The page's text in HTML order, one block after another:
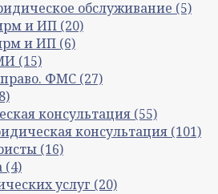
обслуживание (5)
и ИП (20)
и ИП (6)
(15)
ФМС (27)
консультация (55)
консультация (101)
(16)
(4)
услуг (20)